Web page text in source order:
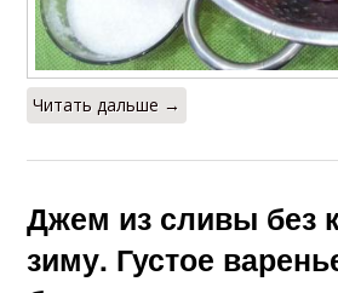
Читать дальше →
Джем из сливы без
зиму. Густое